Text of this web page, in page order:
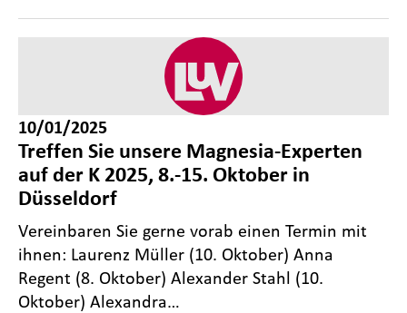
10/01/2025
Treffen Sie unsere Magnesia-Experten
auf der K 2025, 8.-15. Oktober in
Düsseldorf
Vereinbaren Sie gerne vorab einen Termin mit
ihnen: Laurenz Müller (10. Oktober) Anna
Regent (8. Oktober) Alexander Stahl (10.
Oktober) Alexandra…